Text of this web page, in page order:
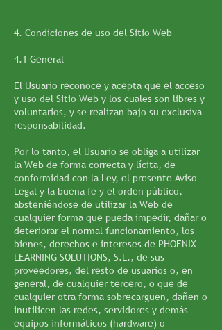
4. Condiciones de uso del Sitio Web
4.1 General
El Usuario reconoce y acepta que el acceso
y uso del Sitio Web y los cuales son libres y
voluntarios, y se realizan bajo su exclusiva
responsabilidad.
Por lo tanto, el Usuario se obliga a utilizar
la Web de forma correcta y lícita, de
conformidad con la Ley, el presente Aviso
Legal y la buena fe y el orden público,
absteniéndose de utilizar la Web de
cualquier forma que pueda impedir, dañar o
deteriorar el normal funcionamiento, los
bienes, derechos e intereses de PHOENIX
LEARNING SOLUTIONS, S.L., de sus
proveedores, del resto de usuarios o, en
general, de cualquier tercero, o que de
cualquier otra forma sobrecarguen, dañen o
inutilicen las redes, servidores y demás
equipos informáticos (hardware) o